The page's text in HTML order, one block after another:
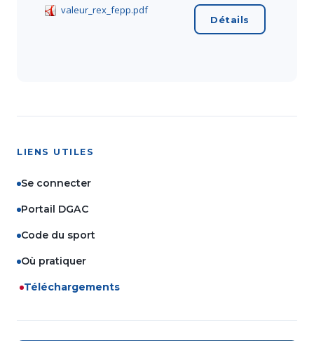
valeur_rex_fepp.pdf
Détails
LIENS UTILES
Se connecter
Portail DGAC
Code du sport
Où pratiquer
Téléchargements